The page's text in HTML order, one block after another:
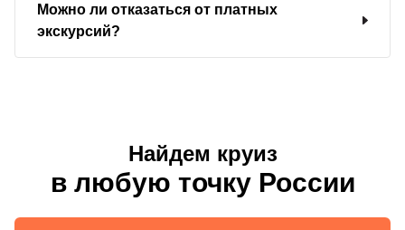
Можно ли отказаться от платных
экскурсий?
Найдем круиз
в любую точку России